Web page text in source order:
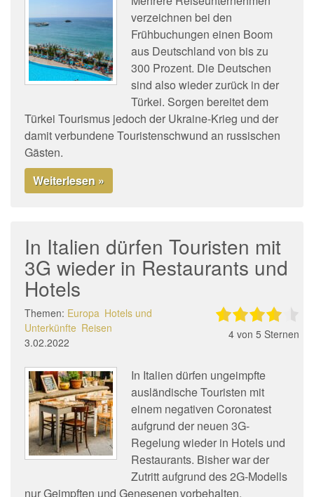
verzeichnen bei den
Frühbuchungen einen Boom
aus Deutschland von bis zu
300 Prozent. Die Deutschen
sind also wieder zurück in der
Türkei. Sorgen bereitet dem
Türkei Tourismus jedoch der Ukraine-Krieg und der
damit verbundene Touristenschwund an russischen
Gästen.
Weiterlesen »
In Italien dürfen Touristen mit
3G wieder in Restaurants und
Hotels
Themen: Europa Hotels und
Unterkünfte Reisen
3.02.2022
4von 5 Sternen
In Italien dürfen ungeimpfte
ausländische Touristen mit
einem negativen Coronatest
aufgrund der neuen 3G-
Regelung wieder in Hotels und
Restaurants. Bisher war der
Zutritt aufgrund des 2G-Modells
nur Geimpften und Genesenen vorbehalten.